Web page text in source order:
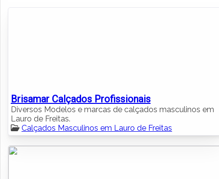
Brisamar Calçados Profissionais
Diversos Modelos e marcas de calçados masculinos em
Lauro de Freitas.
Calçados Masculinos em Lauro de Freitas